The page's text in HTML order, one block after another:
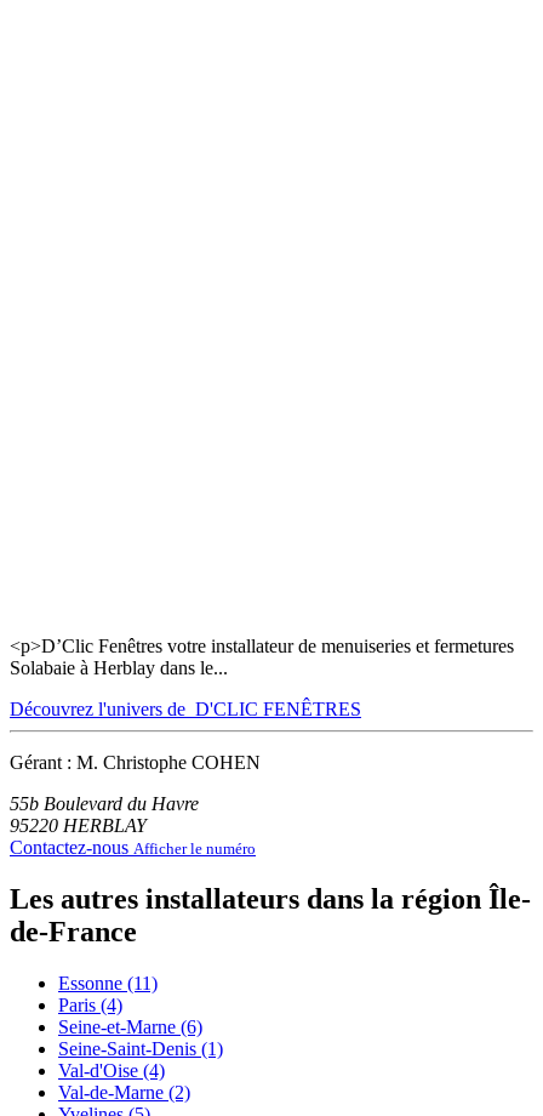
<p>D’Clic Fenêtres votre installateur de menuiseries et fermetures
Solabaie à Herblay dans le...
Découvrez l'univers de D'CLIC FENÊTRES
Gérant : M. Christophe COHEN
55b Boulevard du Havre
95220 HERBLAY
Contactez-nous Afficher le numéro
Les autres installateurs dans la région Île-
de-France
Essonne (11)
Paris (4)
Seine-et-Marne (6)
Seine-Saint-Denis (1)
Val-d'Oise (4)
Val-de-Marne (2)